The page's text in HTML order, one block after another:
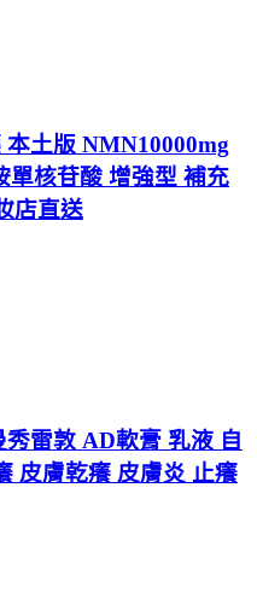
本土版 NMN10000mg
單核苷酸 增強型 補充
店直送
秀雷敦 AD軟膏 乳液 自
皮膚乾癢 皮膚炎 止癢